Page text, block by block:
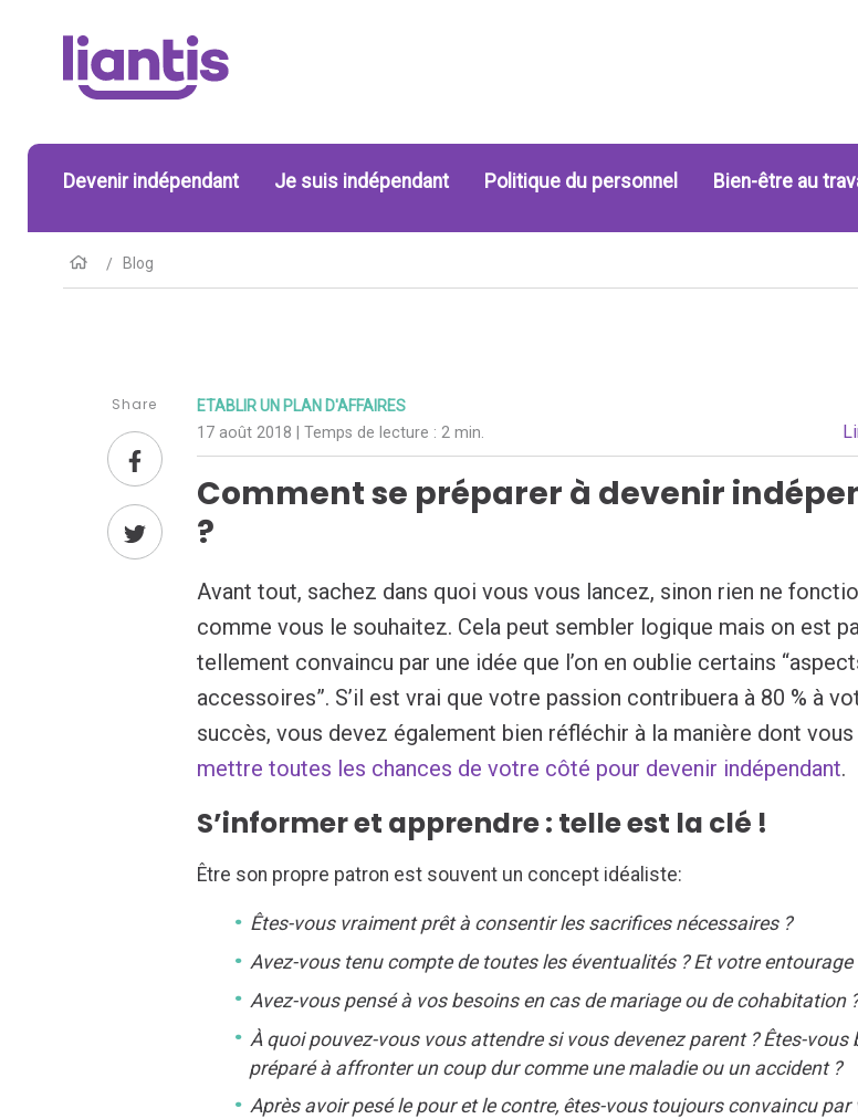
Devenir indépendant Je suis indépendant Politique du personnel Bien-être au
Blog
Share ETABLIR UN PLAN D'AFFAIRES
17 août 2018 | Temps de lecture :2 min.
Comment se préparer à devenir
?
Avant tout, sachez dans quoi vous vous lancez, sinon rien ne
comme vous le souhaitez. Cela peut sembler logique mais on est
tellement convaincu par une idée que l’on en oublie certains
accessoires”. S’il est vrai que votre passion contribuera à 80 % à
succès, vous devez également bien réfléchir à la manière dont
mettre toutes les chances de votre côté pour devenir indépendant.
S’informer et apprendre : telle est la clé !
Être son propre patron est souvent un concept idéaliste:
Êtes-vous vraiment prêt à consentir les sacrifices nécessaires ?
Avez-vous tenu compte de toutes les éventualités ? Et votre entourage
Avez-vous pensé à vos besoins en cas de mariage ou de cohabitation ?
À quoi pouvez-vous vous attendre si vous devenez parent ? Êtes-vous
préparé à affronter un coup dur comme une maladie ou un accident ?
Après avoir pesé le pour et le contre, êtes-vous toujours convaincu par